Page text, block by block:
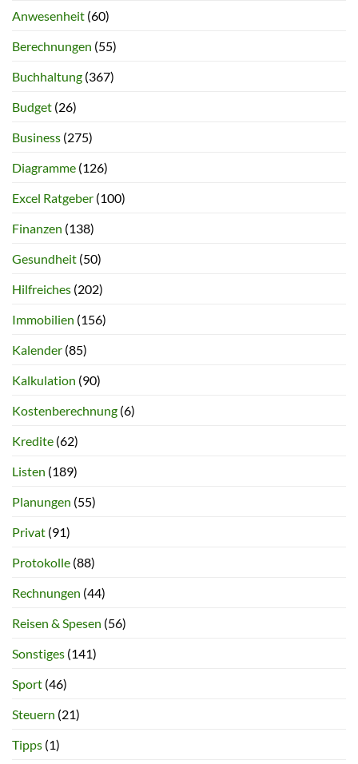
Anwesenheit (60)
Berechnungen (55)
Buchhaltung (367)
Budget (26)
Business (275)
Diagramme (126)
Excel Ratgeber (100)
Finanzen (138)
Gesundheit (50)
Hilfreiches (202)
Immobilien (156)
Kalender (85)
Kalkulation (90)
Kostenberechnung (6)
Kredite (62)
Listen (189)
Planungen (55)
Privat (91)
Protokolle (88)
Rechnungen (44)
Reisen & Spesen (56)
Sonstiges (141)
Sport (46)
Steuern (21)
Tipps (1)